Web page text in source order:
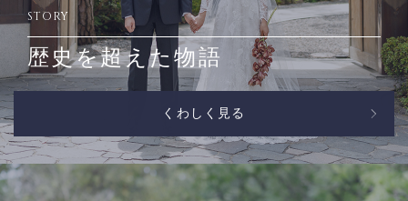
STORY
歴史を超えた物語
くわしく見る